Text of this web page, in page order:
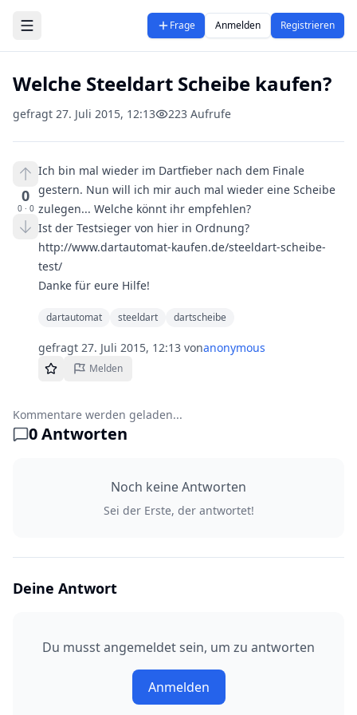
Zum Hauptinhalt springen
Frage Anmelden Registrieren
Welche Steeldart Scheibe kaufen?
gefragt 27. Juli 2015, 12:13 223 Aufrufe
0
0· 0
Ich bin mal wieder im Dartfieber nach dem Finale
gestern. Nun will ich mir auch mal wieder eine Scheibe
zulegen... Welche könnt ihr empfehlen?
Ist der Testsieger von hier in Ordnung?
http://www.dartautomat-kaufen.de/steeldart-scheibe-
test/
Danke für eure Hilfe!
dartautomat steeldart dartscheibe
gefragt 27. Juli 2015, 12:13 vonanonymous
Melden
Kommentare werden geladen...
0Antworten
Noch keine Antworten
Sei der Erste, der antwortet!
Deine Antwort
Du musst angemeldet sein, um zu antworten
Anmelden